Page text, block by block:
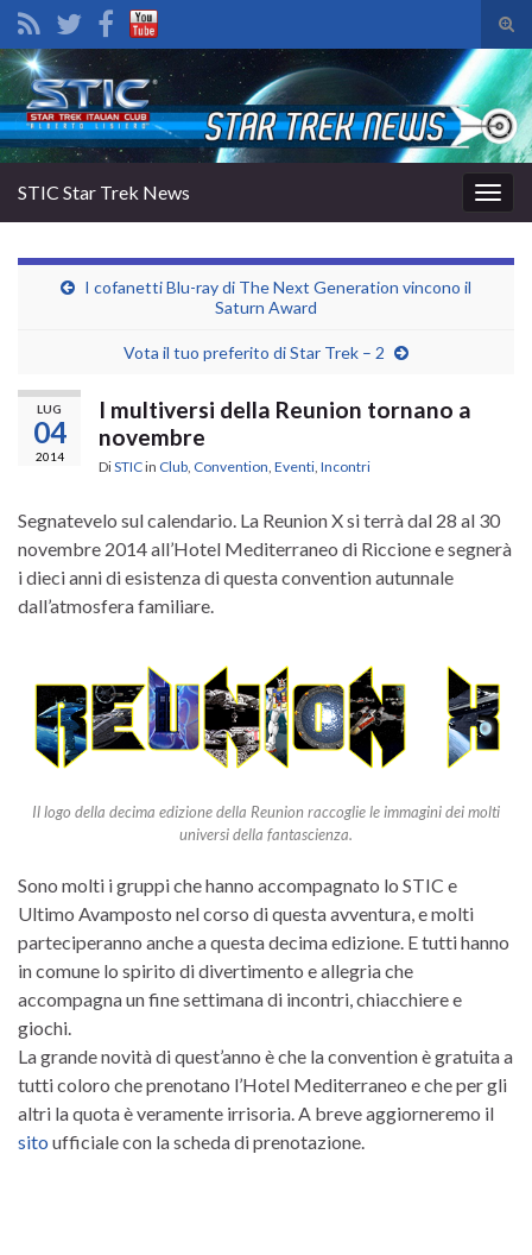
il
di
Search for:
la
STIC Star Trek News
I cofanetti Blu-ray di The Next Generation vincono il
Saturn Award
Vota il tuo preferito di Star Trek – 2
LUG
04
2014
I multiversi della Reunion tornano a
novembre
DiSTICin Club Convention Eventi Incontri
Segnatevelo sul calendario. La Reunion X si terrà dal 28 al 30
novembre 2014 all’Hotel Mediterraneo di Riccione e segnerà
i dieci anni di esistenza di questa convention autunnale
dall’atmosfera familiare.
Il logo della decima edizione della Reunion raccoglie le immagini dei molti
universi della fantascienza.
Sono molti i gruppi che hanno accompagnato lo STIC e
Ultimo Avamposto nel corso di questa avventura, e molti
parteciperanno anche a questa decima edizione. E tutti hanno
in comune lo spirito di divertimento e allegria che
accompagna un fine settimana di incontri, chiacchiere e
giochi.
La grande novità di quest’anno è che la convention è gratuita a
tutti coloro che prenotano l’Hotel Mediterraneo e che per gli
altri la quota è veramente irrisoria. A breve aggiorneremo il
sito ufficiale con la scheda di prenotazione.